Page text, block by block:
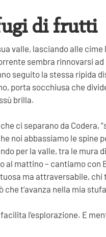
di frutti
valle, lasciando alle
sembra rinnovarsi
seguito la stessa ripida
porta socchiusa che
brilla.
ci separano da
noi abbassiamo le
per la valle, tra le mura
al mattino – cantiamo con
ma attraversabile, chi
t’avanza nella mia
l’esplorazione. E